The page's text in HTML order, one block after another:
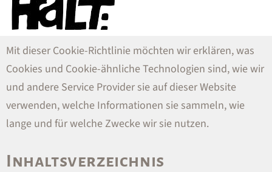
Mit dieser Cookie-Richtlinie möchten wir erklären, was
Cookies und Cookie-ähnliche Technologien sind, wie wir
und andere Service Provider sie auf dieser Website
verwenden, welche Informationen sie sammeln, wie
lange und für welche Zwecke wir sie nutzen.
Inhaltsverzeichnis